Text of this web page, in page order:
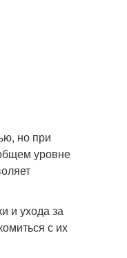
но при
уровне
и ухода за
с их